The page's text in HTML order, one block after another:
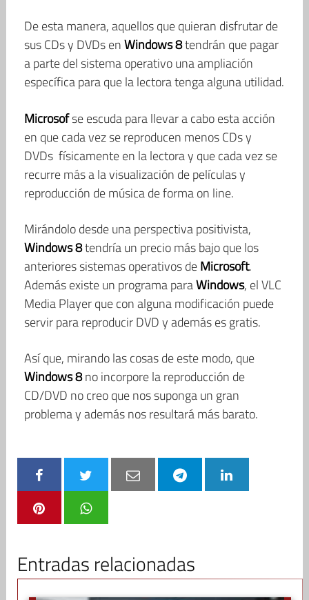
De esta manera, aquellos que quieran disfrutar de
sus CDs y DVDs enWindows 8tendrán que pagar
a parte del sistema operativo una ampliación
específica para que la lectora tenga alguna utilidad.
Microsofse escuda para llevar a cabo esta acción
en que cada vez se reproducen menos CDs y
DVDs físicamente en la lectora y que cada vez se
recurre más a la visualización de películas y
reproducción de música de forma on line.
Mirándolo desde una perspectiva positivista,
Windows 8tendría un precio más bajo que los
anteriores sistemas operativos deMicrosoft.
Además existe un programa paraWindows, el VLC
Media Player que con alguna modificación puede
servir para reproducir DVD y además es gratis.
Así que, mirando las cosas de este modo, que
Windows 8no incorpore la reproducción de
CD/DVD no creo que nos suponga un gran
problema y además nos resultará más barato.
Entradas relacionadas